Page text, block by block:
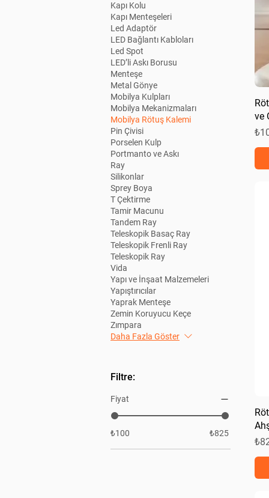
Kapı Kolu
Kapı Menteşeleri
Led Adaptör
LED Bağlantı Kabloları
Led Spot
LED’li Askı Borusu
Menteşe
Metal Gönye
Mobilya Kulpları
Mobilya Mekanizmaları
Mobilya Rötuş Kalemi
Pin Çivisi
Porselen Kulp
Portmanto ve Askı
Ray
Silikonlar
Sprey Boya
T Çektirme
Tamir Macunu
Tandem Ray
Teleskopik Basaç Ray
Teleskopik Frenli Ray
Teleskopik Ray
Vida
Yapı ve İnşaat Malzemeleri
Yapıştırıcılar
Yaprak Menteşe
Zemin Koruyucu Keçe
Zımpara
Daha Fazla Göster
Filtre:
Fiyat
₺100 ₺825
ve